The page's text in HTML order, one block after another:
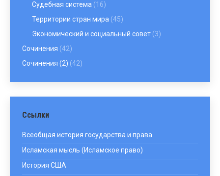
Судебная система (16)
Территории стран мира (45)
Экономический и социальный совет (3)
Сочинения (42)
Сочинения (2) (42)
Ссылки
Всеобщая история государства и права
Исламская мысль (Исламское право)
История США